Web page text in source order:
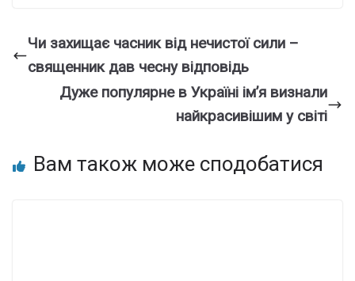
Чи захищає часник від нечистої сили –
священник дав чесну відповідь
Дуже попyлярне в Укpаїні ім’я визнали
найкpaсивішим у свiті
Вам також може сподобатися